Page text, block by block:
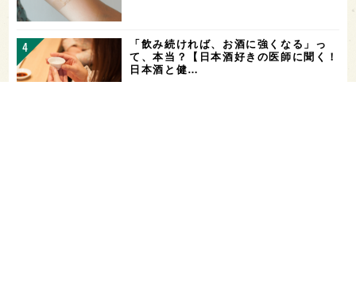
「飲み続ければ、お酒に強くなる」っ
て、本当？【日本酒好きの医師に聞く！
日本酒と健…